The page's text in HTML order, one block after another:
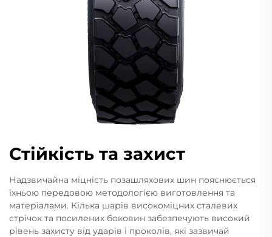
Стійкість та захист
Надзвичайна міцність позашляхових шин пояснюється
їхньою передовою методологією виготовлення та
матеріалами. Кілька шарів високоміцних сталевих
стрічок та посилених боковин забезпечують високий
рівень захисту від ударів і проколів, які зазвичай